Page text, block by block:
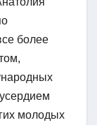
более
молодых